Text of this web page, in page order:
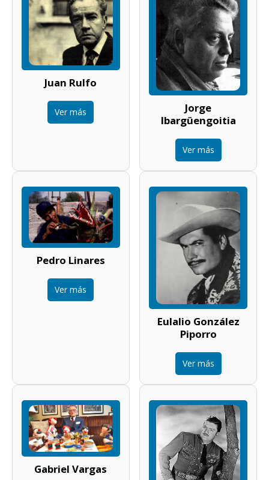
Juan Rulfo
Ver más
Jorge
Ibargüengoitia
Ver más
Pedro Linares
Ver más
Eulalio González
Piporro
Ver más
Gabriel Vargas